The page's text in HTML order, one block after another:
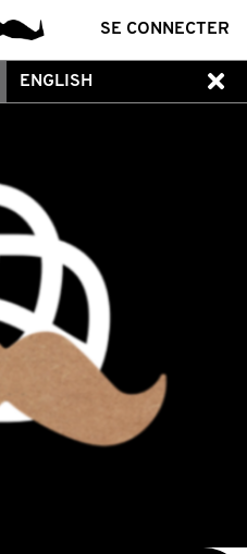
SE CONNECTER
ENGLISH